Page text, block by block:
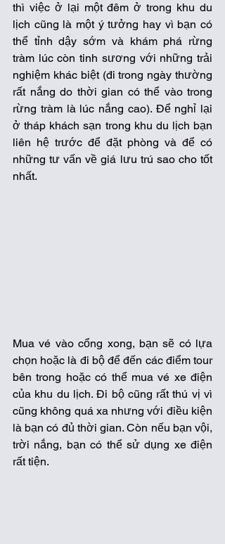
thì việc ở lại một đêm ở trong khu du
lịch cũng là một ý tưởng hay vì bạn có
thể tỉnh dậy sớm và khám phá rừng
tràm lúc còn tinh sương với những trải
nghiệm khác biệt (đi trong ngày thường
rất nắng do thời gian có thể vào trong
rừng tràm là lúc nắng cao). Để nghỉ lại
ở tháp khách sạn trong khu du lịch bạn
liên hệ trước để đặt phòng và để có
những tư vấn về giá lưu trú sao cho tốt
nhất.
Mua vé vào cổng xong, bạn sẽ có lựa
chọn hoặc là đi bộ để đến các điểm tour
bên trong hoặc có thể mua vé xe điện
của khu du lịch. Đi bộ cũng rất thú vị vì
cũng không quá xa nhưng với điều kiện
là bạn có đủ thời gian. Còn nếu bạn vội,
trời nắng, bạn có thể sử dụng xe điện
rất tiện.